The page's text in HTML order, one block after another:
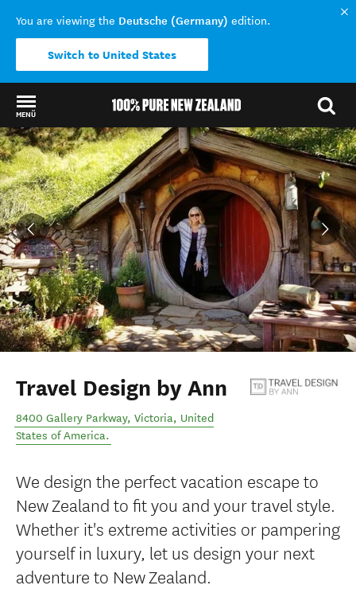
You are viewing the Deutsche (Germany) edition.
Switch to United States
MENÜ
Back to my results
Travel Design by Ann
8400 Gallery Parkway, Victoria, United
States of America.
We design the perfect vacation escape to
New Zealand to fit you and your travel style.
Whether it's extreme activities or pampering
yourself in luxury, let us design your next
adventure to New Zealand.